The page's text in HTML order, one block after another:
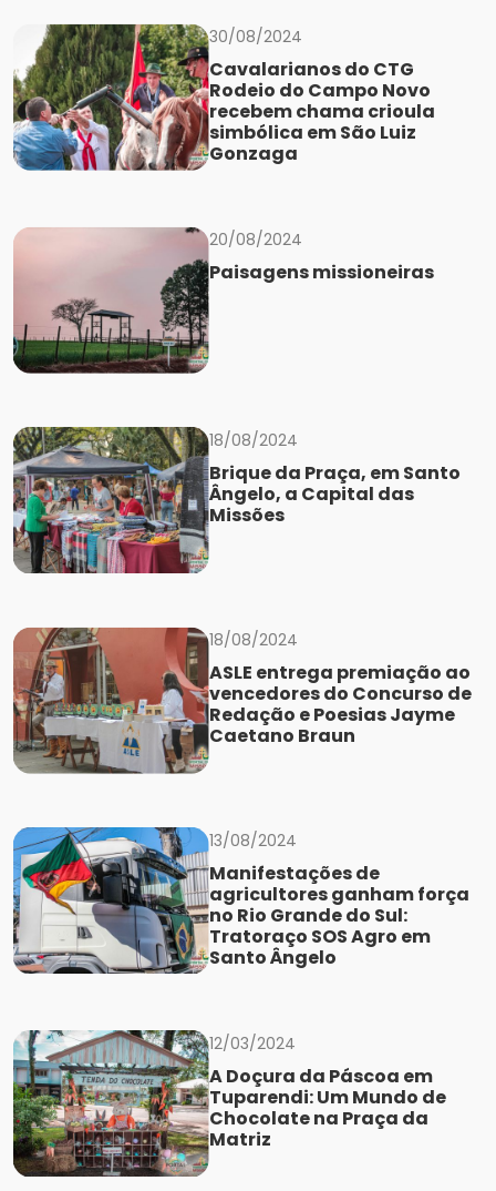
30/08/2024
Cavalarianos do CTG
Rodeio do Campo Novo
recebem chama crioula
simbólica em São Luiz
Gonzaga
20/08/2024
Paisagens missioneiras
18/08/2024
Brique da Praça, em Santo
Ângelo, a Capital das
Missões
18/08/2024
ASLE entrega premiação ao
vencedores do Concurso de
Redação e Poesias Jayme
Caetano Braun
13/08/2024
Manifestações de
agricultores ganham força
no Rio Grande do Sul:
Tratoraço SOS Agro em
Santo Ângelo
12/03/2024
A Doçura da Páscoa em
Tuparendi: Um Mundo de
Chocolate na Praça da
Matriz